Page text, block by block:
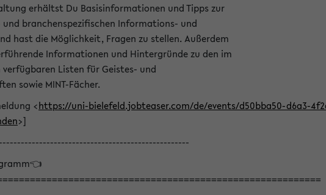
erhältst Du Basisinformationen und Tipps zur
und branchenspezifischen Informations- und
hast die Möglichkeit, Fragen zu stellen. Außerdem
Informationen und Hintergründe zu den im
Listen für Geistes- und
sowie MINT-Fächer.
<https://uni-bielefeld.jobteaser.com/de/events/d50bba50-d6a3-
>]